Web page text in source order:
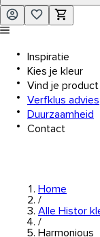
Inspiratie
Kies je kleur
Vind je product
Verfklus advies
Duurzaamheid
Contact
Home
/
Alle Histor
/
Harmonious